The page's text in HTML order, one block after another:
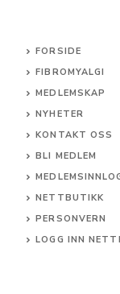
FORSIDE
FIBROMYALGI
MEDLEMSKAP
NYHETER
KONTAKT OSS
BLI MEDLEM
NETTBUTIKK
PERSONVERN
LOGG INN